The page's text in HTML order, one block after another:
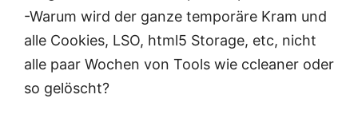
-Warum wird der ganze temporäre Kram und
alle Cookies, LSO, html5 Storage, etc, nicht
alle paar Wochen von Tools wie ccleaner oder
so gelöscht?